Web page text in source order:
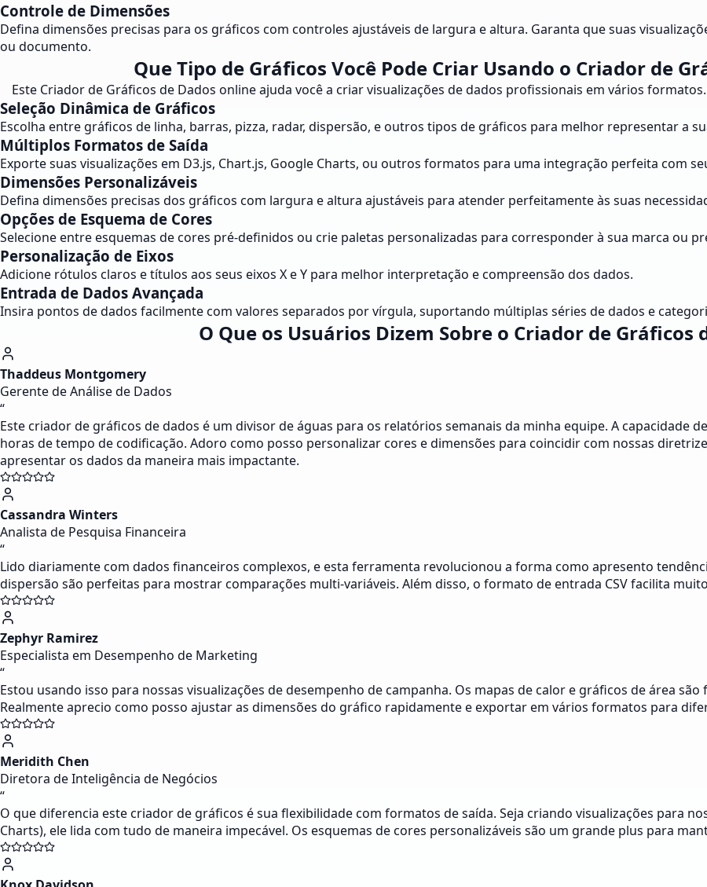
Controle de Dimensões
Defina dimensões precisas para os gráficos com controles ajustáveis de largura e altura. Garanta que suas
ou documento.
Que Tipo de Gráficos Você Pode Criar Usando o Criador de
Este Criador de Gráficos de Dados online ajuda você a criar visualizações de dados profissionais em vários
Seleção Dinâmica de Gráficos
Escolha entre gráficos de linha, barras, pizza, radar, dispersão, e outros tipos de gráficos para melhor representar a
Múltiplos Formatos de Saída
Exporte suas visualizações em D3.js, Chart.js, Google Charts, ou outros formatos para uma integração perfeita com
Dimensões Personalizáveis
Defina dimensões precisas dos gráficos com largura e altura ajustáveis para atender perfeitamente às suas
Opções de Esquema de Cores
Selecione entre esquemas de cores pré-definidos ou crie paletas personalizadas para corresponder à sua marca ou
Personalização de Eixos
Adicione rótulos claros e títulos aos seus eixos X e Y para melhor interpretação e compreensão dos dados.
Entrada de Dados Avançada
Insira pontos de dados facilmente com valores separados por vírgula, suportando múltiplas séries de dados e
O Que os Usuários Dizem Sobre o Criador de Gráficos
Thaddeus Montgomery
Gerente de Análise de Dados
“
Este criador de gráficos de dados é um divisor de águas para os relatórios semanais da minha equipe. A capacidade
horas de tempo de codificação. Adoro como posso personalizar cores e dimensões para coincidir com nossas
apresentar os dados da maneira mais impactante.
Cassandra Winters
Analista de Pesquisa Financeira
“
Lido diariamente com dados financeiros complexos, e esta ferramenta revolucionou a forma como apresento
dispersão são perfeitas para mostrar comparações multi-variáveis. Além disso, o formato de entrada CSV facilita
Zephyr Ramirez
Especialista em Desempenho de Marketing
“
Estou usando isso para nossas visualizações de desempenho de campanha. Os mapas de calor e gráficos de área
Realmente aprecio como posso ajustar as dimensões do gráfico rapidamente e exportar em vários formatos para
Meridith Chen
Diretora de Inteligência de Negócios
“
O que diferencia este criador de gráficos é sua flexibilidade com formatos de saída. Seja criando visualizações para
Charts), ele lida com tudo de maneira impecável. Os esquemas de cores personalizáveis são um grande plus para